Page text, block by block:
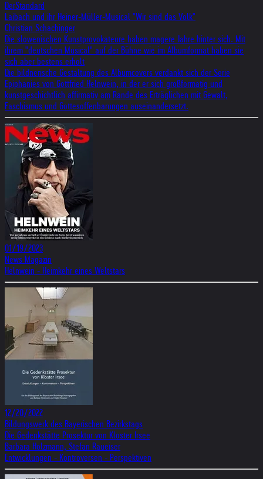
DerStandard
Laibach und ihr Heiner-Müller-Musical "Wir sind das Volk"
Christian Schachinger
Die slowenischen Kunstprovokateure haben magere Jahre hinter sich. Mit
ihrem "deutschen Musical" auf der Bühne wie im Albumformat haben sie
sich aber bestens erholt
Die bildnerische Gestaltung des Albumcovers verdankt sich der Serie
Epiphanies von Gottfried Helnwein, in der er sich großformatig und
kunstgeschichtlich affirmativ am Rande des Erträglichen mit Gewalt,
Faschismus und Gottesoffenbarungen auseinandersetzt.
01/19/2023
News Magazin
Helnwein - Heimkehr eines Weltstars
12/20/2022
Bildungswerk des Bayerischen Bezirkstags
Die Gedenkstätte Prosektur von Kloster Irsee
Barbara Holzmann, Stefan Raueiser
Entwicklungen - Kontroversen - Perspektiven